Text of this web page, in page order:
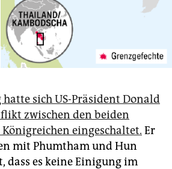
sich US-Präsident Donald
zwischen den beiden
eingeschaltet. Er
mit Phumtham und Hun
dass es keine Einigung im